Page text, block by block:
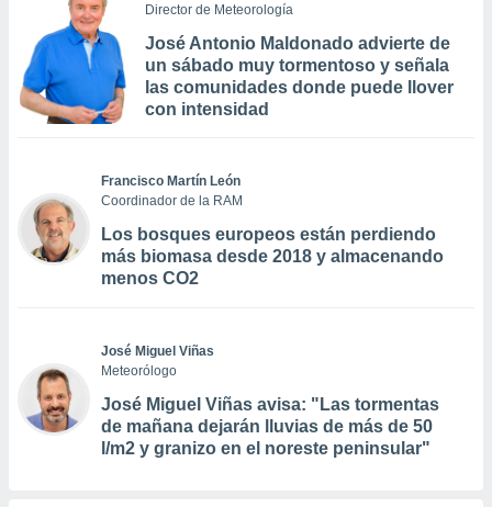
Director de Meteorología
José Antonio Maldonado advierte de
un sábado muy tormentoso y señala
las comunidades donde puede llover
con intensidad
Francisco Martín León
Coordinador de la RAM
Los bosques europeos están perdiendo
más biomasa desde 2018 y almacenando
menos CO2
José Miguel Viñas
Meteorólogo
José Miguel Viñas avisa: "Las tormentas
de mañana dejarán lluvias de más de 50
l/m2 y granizo en el noreste peninsular"